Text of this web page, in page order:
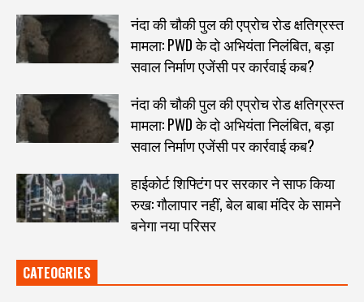
नंदा की चौकी पुल की एप्रोच रोड क्षतिग्रस्त
मामला: PWD के दो अभियंता निलंबित, बड़ा
सवाल निर्माण एजेंसी पर कार्रवाई कब?
नंदा की चौकी पुल की एप्रोच रोड क्षतिग्रस्त
मामला: PWD के दो अभियंता निलंबित, बड़ा
सवाल निर्माण एजेंसी पर कार्रवाई कब?
हाईकोर्ट शिफ्टिंग पर सरकार ने साफ किया
रुख: गौलापार नहीं, बेल बाबा मंदिर के सामने
बनेगा नया परिसर
CATEOGRIES